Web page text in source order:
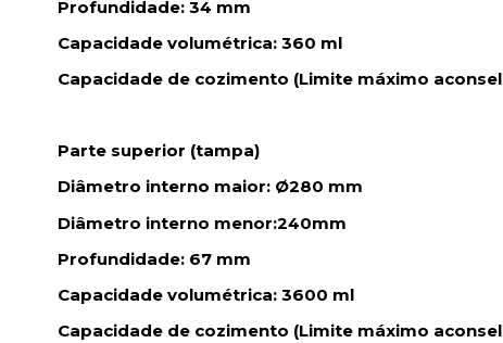
Profundidade: 34 mm
Capacidade volumétrica: 360 ml
Capacidade de cozimento (Limite máximo
Parte superior (tampa)
Diâmetro interno maior: Ø280 mm
Diâmetro interno menor:240mm
Profundidade: 67 mm
Capacidade volumétrica: 3600 ml
Capacidade de cozimento (Limite máximo